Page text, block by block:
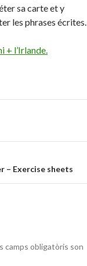
sa carte et y
les phrases écrites.
+ l’Irlande.
– Exercise sheets
camps obligatòris son